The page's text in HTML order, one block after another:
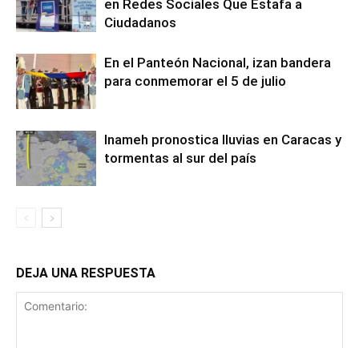
en Redes Sociales Que Estafa a
Ciudadanos
En el Panteón Nacional, izan bandera
para conmemorar el 5 de julio
Inameh pronostica lluvias en Caracas y
tormentas al sur del país
DEJA UNA RESPUESTA